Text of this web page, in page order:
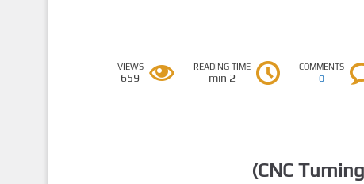
COMMENTS
0
READING TIME
2 min
VIEWS
659